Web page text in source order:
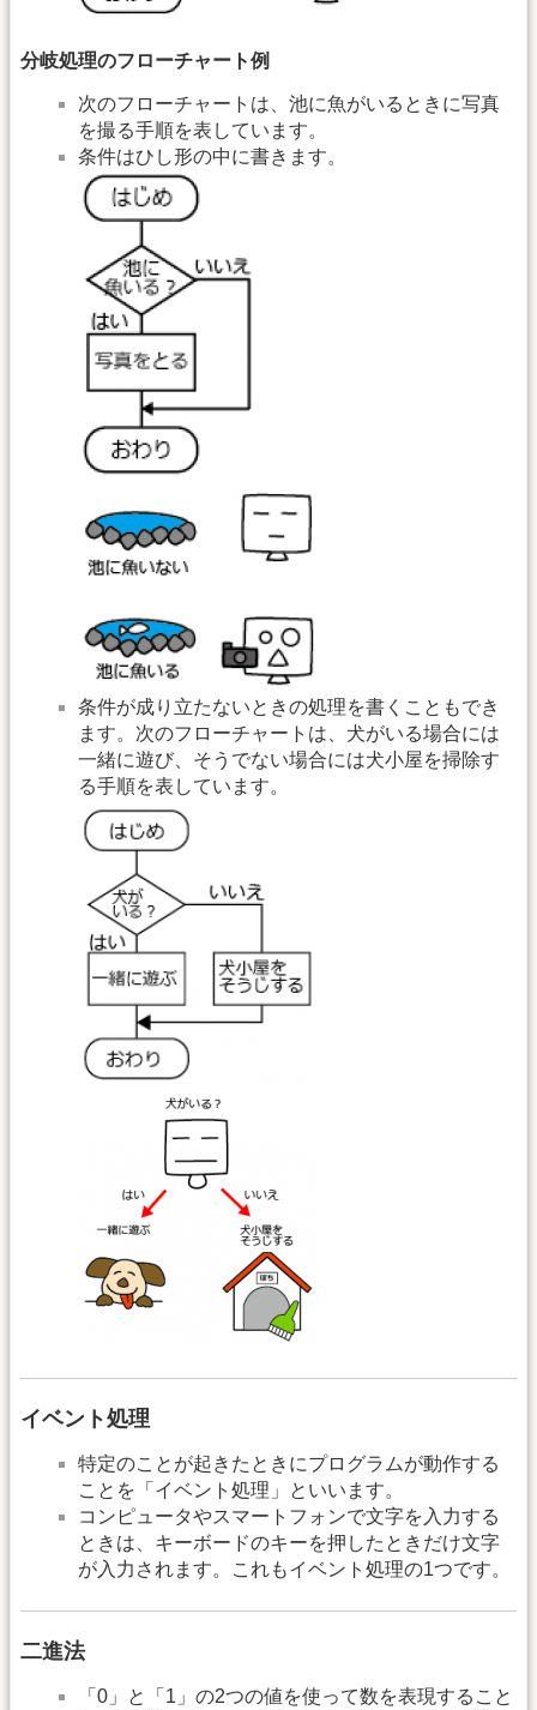
分岐処理のフローチャート例
次のフローチャートは、池に魚がいるときに写真
を撮る手順を表しています。
条件はひし形の中に書きます。
条件が成り立たないときの処理を書くこともでき
ます。次のフローチャートは、犬がいる場合には
一緒に遊び、そうでない場合には犬小屋を掃除す
る手順を表しています。
イベント処理
特定のことが起きたときにプログラムが動作する
ことを「イベント処理」といいます。
コンピュータやスマートフォンで文字を入力する
ときは、キーボードのキーを押したときだけ文字
が入力されます。これもイベント処理の1つです。
二進法
「0」と「1」の2つの値を使って数を表現すること